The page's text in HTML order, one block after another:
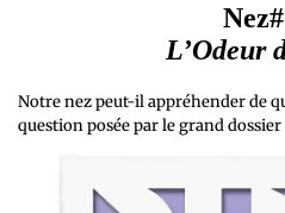
L’Odeur
Notre nez peut-il appréhender de
question posée par le grand